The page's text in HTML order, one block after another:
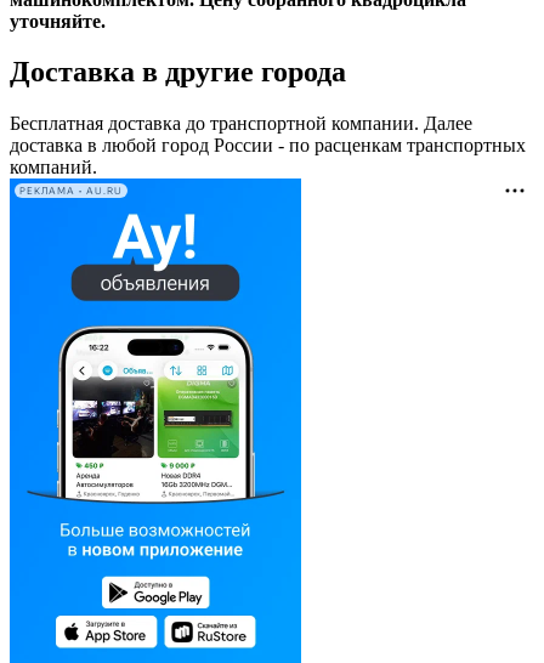
уточняйте.
Доставка в другие города
Бесплатная доставка до транспортной компании. Далее
доставка в любой город России - по расценкам транспортных
компаний.
РЕКЛАМА • AU.RU